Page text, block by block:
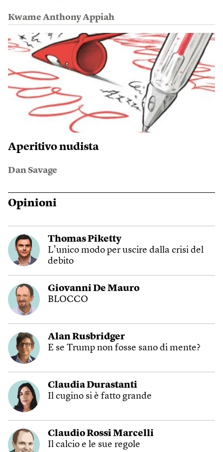
Kwame Anthony Appiah
Aperitivo nudista
Dan Savage
Opinioni
Thomas Piketty
L’unico modo per uscire dalla crisi del
debito
Giovanni De Mauro
BLOCCO
Alan Rusbridger
E se Trump non fosse sano di mente?
Claudia Durastanti
Il cugino si è fatto grande
Claudio Rossi Marcelli
Il calcio e le sue regole